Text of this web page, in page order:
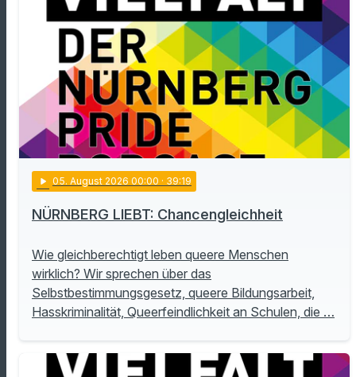
play_arrow 05. August 2026 00:00 · 39:19
NÜRNBERG LIEBT: Chancengleichheit
Wie gleichberechtigt leben queere Menschen
wirklich? Wir sprechen über das
Selbstbestimmungsgesetz, queere Bildungsarbeit,
Hasskriminalität, Queerfeindlichkeit an Schulen, die …